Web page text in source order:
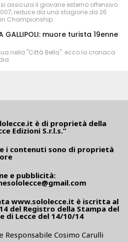
assicura il giovane esterno offensivo
reduce da una stagione da 26
in Championship.
GALLIPOLI: muore turista 19enne
nella "Città Bella": ecco la cronaca
è di proprietà della
Edizioni S.r.l.s.”
i contenuti sono di proprietà
e pubblicità:
www.sololecce.it è iscritta al
del Registro della Stampa del
di Lecce del 14/10/14
Responsabile Cosimo Carulli